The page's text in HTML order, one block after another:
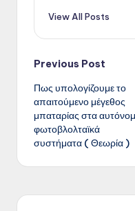
View All Posts
Post
navigation
Previous Post
Πως υπολογίζουμε το
απαιτούμενο μέγεθος
μπαταρίας στα
φωτοβλολταϊκά
συστήματα ( Θεωρία )